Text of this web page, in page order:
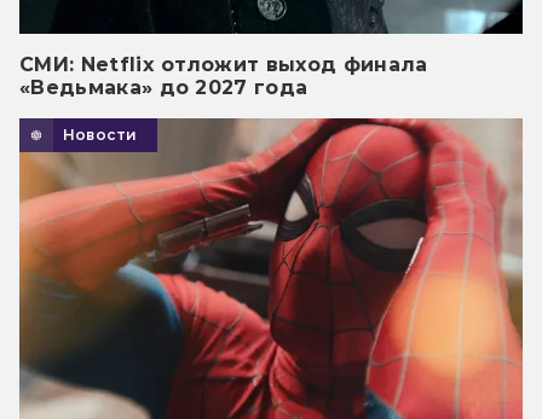
СМИ: Netflix отложит выход финала
«Ведьмака» до 2027 года
Новости